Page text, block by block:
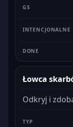
Łowca
Odkryj i